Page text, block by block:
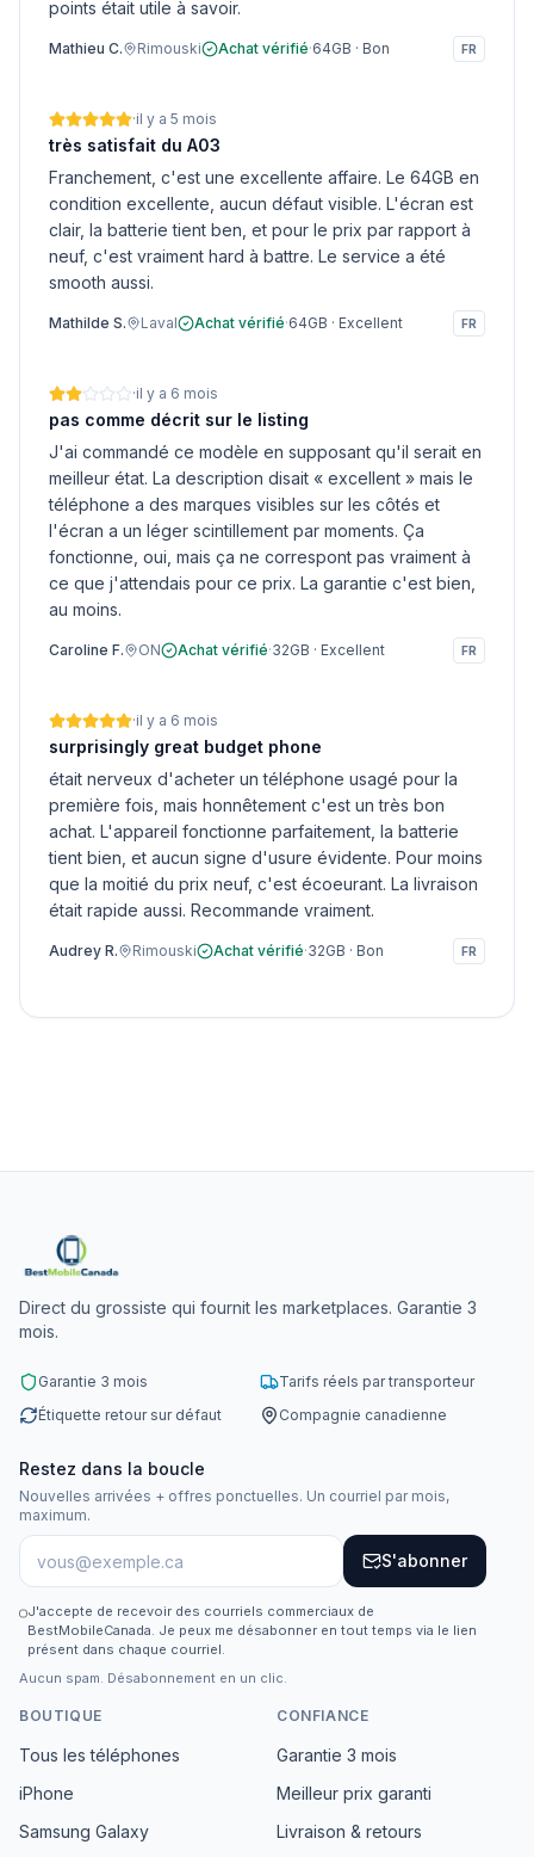
points était utile à savoir.
Mathieu C. Rimouski Achat vérifié·64GB · Bon FR
·il y a 5 mois
très satisfait du A03
Franchement, c'est une excellente affaire. Le 64GB en
condition excellente, aucun défaut visible. L'écran est
clair, la batterie tient ben, et pour le prix par rapport à
neuf, c'est vraiment hard à battre. Le service a été
smooth aussi.
Mathilde S. Laval Achat vérifié·64GB · Excellent FR
·il y a 6 mois
pas comme décrit sur le listing
J'ai commandé ce modèle en supposant qu'il serait en
meilleur état. La description disait « excellent » mais le
téléphone a des marques visibles sur les côtés et
l'écran a un léger scintillement par moments. Ça
fonctionne, oui, mais ça ne correspont pas vraiment à
ce que j'attendais pour ce prix. La garantie c'est bien,
au moins.
Caroline F. ON Achat vérifié·32GB · Excellent FR
·il y a 6 mois
surprisingly great budget phone
était nerveux d'acheter un téléphone usagé pour la
première fois, mais honnêtement c'est un très bon
achat. L'appareil fonctionne parfaitement, la batterie
tient bien, et aucun signe d'usure évidente. Pour moins
que la moitié du prix neuf, c'est écoeurant. La livraison
était rapide aussi. Recommande vraiment.
Audrey R. Rimouski Achat vérifié·32GB · Bon FR
Direct du grossiste qui fournit les marketplaces. Garantie 3
mois.
Garantie 3 mois
Tarifs réels par transporteur
Étiquette retour sur défaut
Compagnie canadienne
Restez dans la boucle
Nouvelles arrivées + offres ponctuelles. Un courriel par mois,
maximum.
S'abonner
J'accepte de recevoir des courriels commerciaux de
BestMobileCanada. Je peux me désabonner en tout temps via le lien
présent dans chaque courriel.
Aucun spam. Désabonnement en un clic.
BOUTIQUE
Tous les téléphones
iPhone
Samsung Galaxy
CONFIANCE
Garantie 3 mois
Meilleur prix garanti
Livraison & retours